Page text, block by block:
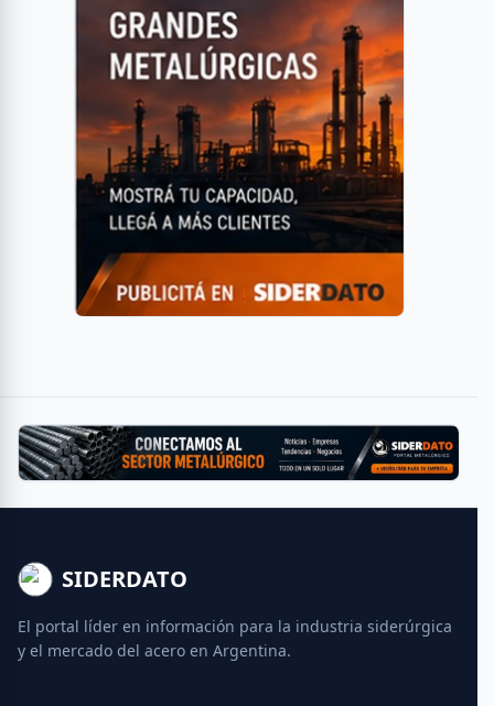
SIDERDATO
El portal líder en información para la industria siderúrgica
y el mercado del acero en Argentina.